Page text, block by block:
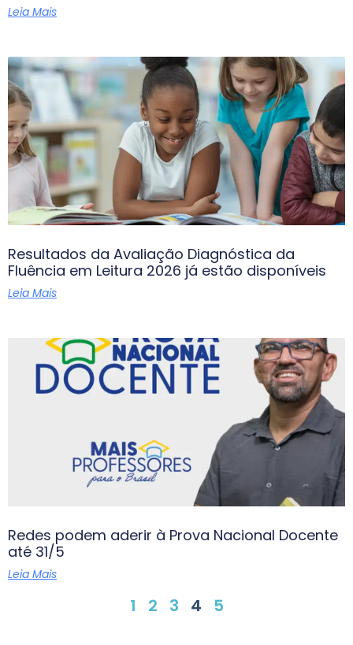
Leia Mais
Resultados da Avaliação Diagnóstica da
Fluência em Leitura 2026 já estão disponíveis
Leia Mais
Redes podem aderir à Prova Nacional Docente
até 31/5
Leia Mais
1 2 3 4 5